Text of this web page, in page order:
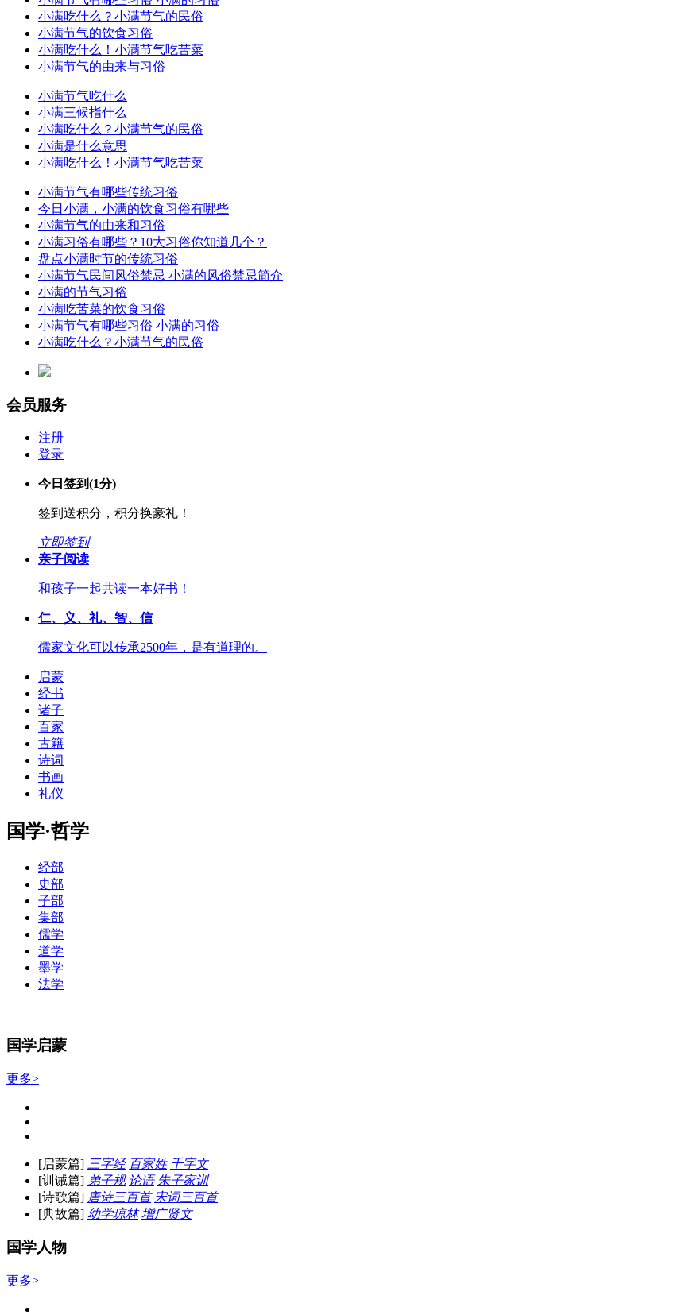
小满吃什么？小满节气的民俗
小满节气的饮食习俗
小满吃什么！小满节气吃苦菜
小满节气的由来与习俗
小满节气吃什么
小满三候指什么
小满吃什么？小满节气的民俗
小满是什么意思
小满吃什么！小满节气吃苦菜
小满节气有哪些传统习俗
今日小满，小满的饮食习俗有哪些
小满节气的由来和习俗
小满习俗有哪些？10大习俗你知道几个？
盘点小满时节的传统习俗
小满节气民间风俗禁忌 小满的风俗禁忌简介
小满的节气习俗
小满吃苦菜的饮食习俗
小满节气有哪些习俗 小满的习俗
小满吃什么？小满节气的民俗
会员服务
注册
登录
今日签到(1分)
签到送积分，积分换豪礼！
立即签到
亲子阅读
和孩子一起共读一本好书！
仁、义、礼、智、信
儒家文化可以传承2500年，是有道理的。
启蒙
经书
诸子
百家
古籍
诗词
书画
礼仪
国学·哲学
经部
史部
子部
集部
儒学
道学
墨学
法学
国学启蒙
更多>
[启蒙篇] 三字经 百家姓 千字文
[训诫篇] 弟子规 论语 朱子家训
[诗歌篇] 唐诗三百首 宋词三百首
[典故篇] 幼学琼林 增广贤文
国学人物
更多>